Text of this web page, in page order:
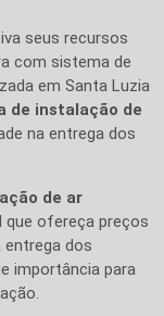
seus recursos
com sistema de
em Santa Luzia
de instalação de
na entrega dos
de ar
que ofereça preços
entrega dos
importância para